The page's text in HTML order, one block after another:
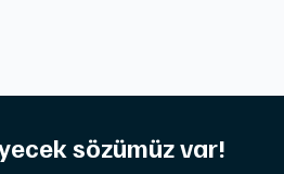
sözümüz var!